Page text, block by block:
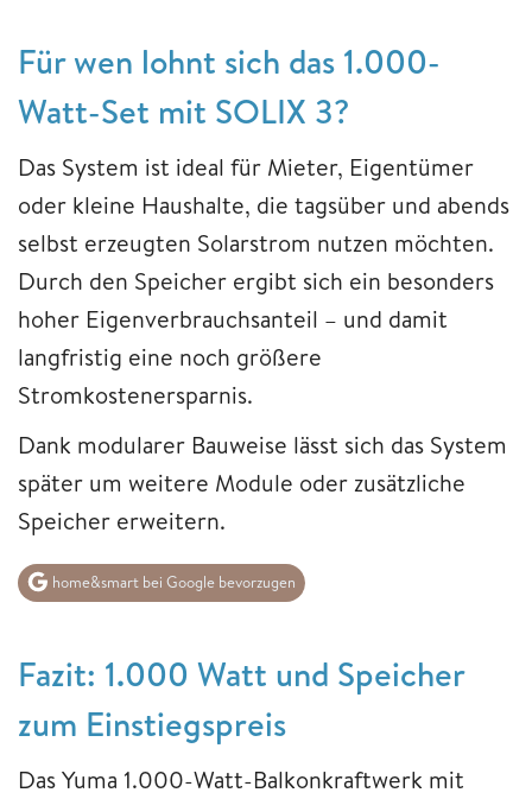
Für wen lohnt sich das 1.000-
Watt-Set mit SOLIX 3?
Das System ist ideal für Mieter, Eigentümer
oder kleine Haushalte, die tagsüber und abends
selbst erzeugten Solarstrom nutzen möchten.
Durch den Speicher ergibt sich ein besonders
hoher Eigenverbrauchsanteil – und damit
langfristig eine noch größere
Stromkostenersparnis.
Dank modularer Bauweise lässt sich das System
später um weitere Module oder zusätzliche
Speicher erweitern.
home&smart bei Google bevorzugen
Fazit: 1.000 Watt und Speicher
zum Einstiegspreis
Das Yuma 1.000-Watt-Balkonkraftwerk mit